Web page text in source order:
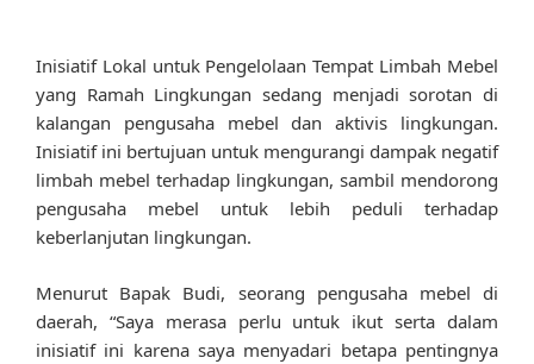
Inisiatif Lokal untuk Pengelolaan Tempat Limbah Mebel
yang Ramah Lingkungan sedang menjadi sorotan di
kalangan pengusaha mebel dan aktivis lingkungan.
Inisiatif ini bertujuan untuk mengurangi dampak negatif
limbah mebel terhadap lingkungan, sambil mendorong
pengusaha mebel untuk lebih peduli terhadap
keberlanjutan lingkungan.
Menurut Bapak Budi, seorang pengusaha mebel di
daerah, “Saya merasa perlu untuk ikut serta dalam
inisiatif ini karena saya menyadari betapa pentingnya